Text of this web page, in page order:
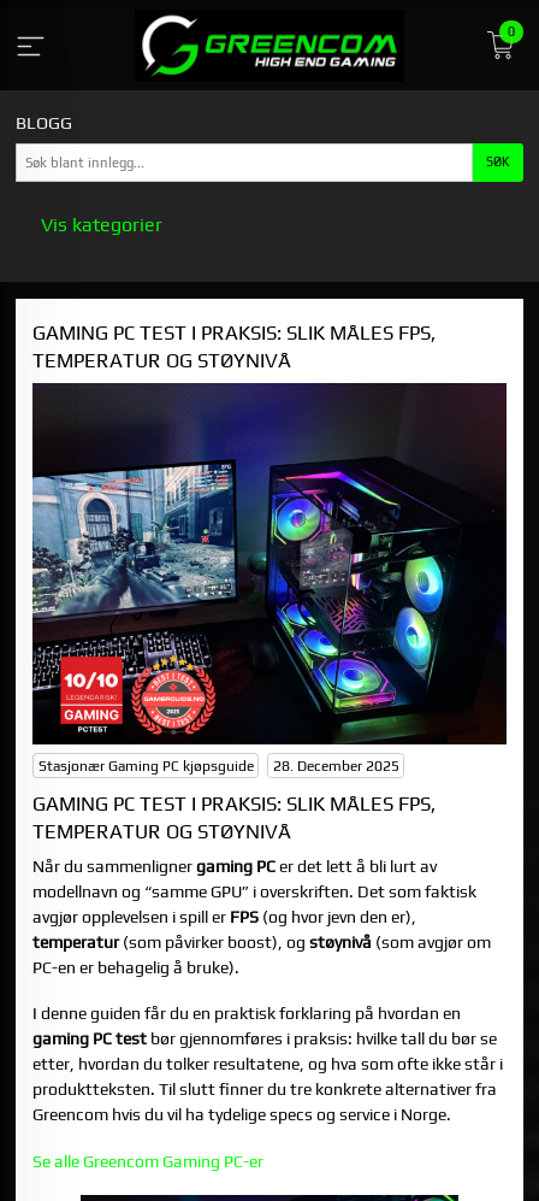
innholdet
0
BLOGG
Vis kategorier
GREENCOM
STASJONÆR GAMING PC KJØPSGUIDE
GAMING PC TEST I PRAKSIS: SLIK MÅLES FPS,
TEMPERATUR OG STØYNIVÅ
Stasjonær Gaming PC kjøpsguide 28. December 2025
GAMING PC TEST I PRAKSIS: SLIK MÅLES FPS,
TEMPERATUR OG STØYNIVÅ
Når du sammenlignergaming PCer det lett å bli lurt av
modellnavn og “samme GPU” i overskriften. Det som faktisk
avgjør opplevelsen i spill er FPS (og hvor jevn den er),
temperatur(som påvirker boost), ogstøynivå (som avgjør om
PC-en er behagelig å bruke).
I denne guiden får du en praktisk forklaring på hvordan en
gaming PC test bør gjennomføres i praksis: hvilke tall du bør se
etter, hvordan du tolker resultatene, og hva som ofte ikke står i
produktteksten. Til slutt finner du tre konkrete alternativer fra
Greencom hvis du vil ha tydelige specs og service i Norge.
Se alle Greencom Gaming PC-er